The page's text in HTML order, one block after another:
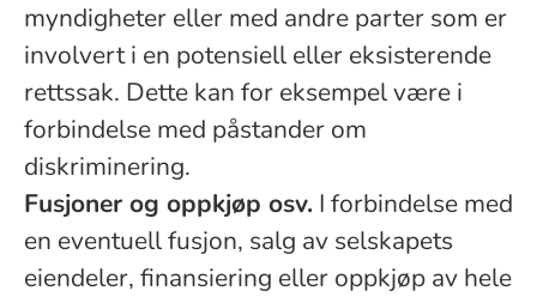
myndigheter eller med andre parter som er
involvert i en potensiell eller eksisterende
rettssak. Dette kan for eksempel være i
forbindelse med påstander om
diskriminering.
Fusjoner og oppkjøp osv. I forbindelse med
en eventuell fusjon, salg av selskapets
eiendeler, finansiering eller oppkjøp av hele